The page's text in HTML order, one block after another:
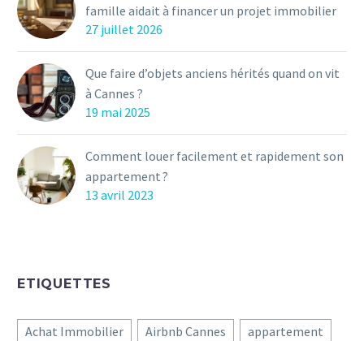
famille aidait à financer un projet immobilier
27 juillet 2026
Que faire d’objets anciens hérités quand on vit
à Cannes ?
19 mai 2025
Comment louer facilement et rapidement son
appartement ?
13 avril 2023
ETIQUETTES
Achat Immobilier Airbnb Cannes
appartement